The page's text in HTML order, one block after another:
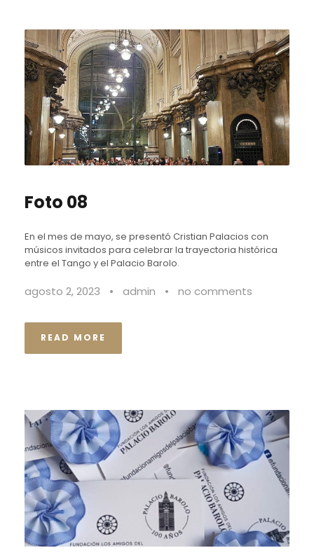
Foto 08
En el mes de mayo, se presentó Cristian Palacios con
músicos invitados para celebrar la trayectoria histórica
entre el Tango y el Palacio Barolo.
agosto 2, 2023 • admin • no comments
READ MORE